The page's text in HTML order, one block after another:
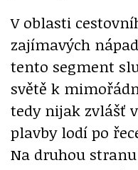
V oblasti
zajímavých
tento segment
světě k
tedy nijak zvlášť
plavby lodí po
Na druhou